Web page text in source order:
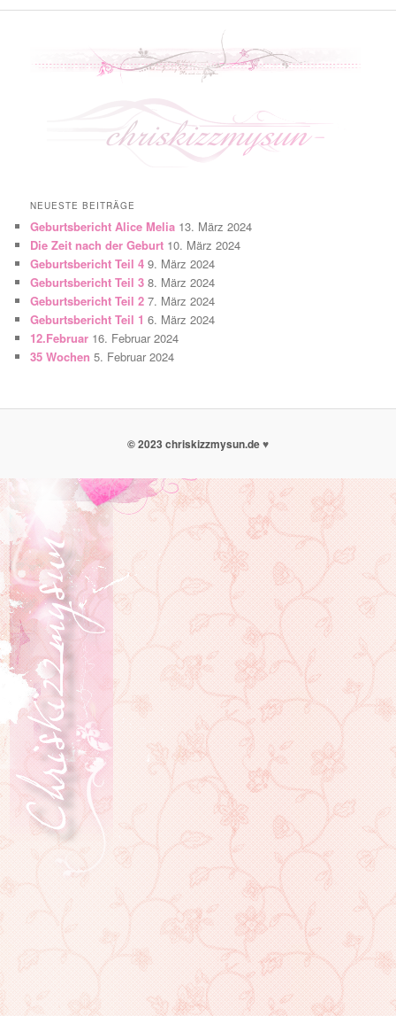
NEUESTE BEITRÄGE
Geburtsbericht Alice Melia 13. März 2024
Die Zeit nach der Geburt 10. März 2024
Geburtsbericht Teil 4 9. März 2024
Geburtsbericht Teil 3 8. März 2024
Geburtsbericht Teil 2 7. März 2024
Geburtsbericht Teil 1 6. März 2024
12.Februar 16. Februar 2024
35 Wochen 5. Februar 2024
© 2023 chriskizzmysun.de♥